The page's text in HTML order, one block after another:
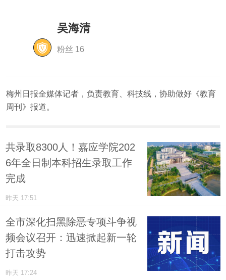
吴海清
粉丝 16
梅州日报全媒体记者，负责教育、科技线，协助做好《教育
周刊》报道。
共录取8300人！嘉应学院202
6年全日制本科招生录取工作
完成
昨天 17:51
全市深化扫黑除恶专项斗争视
频会议召开：迅速掀起新一轮
打击攻势
昨天 17:24